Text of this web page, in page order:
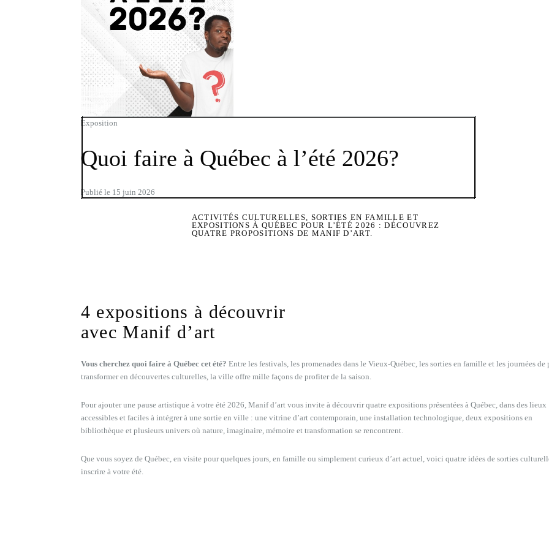
Exposition
Quoi faire à Québec à l’été 2026?
Publié le 15 juin 2026
ACTIVITÉS CULTURELLES, SORTIES EN FAMILLE ET
EXPOSITIONS À QUÉBEC POUR L’ÉTÉ 2026 : DÉCOUVREZ
QUATRE PROPOSITIONS DE MANIF D’ART.
4 expositions à découvrir
avec Manif d’art
Vous cherchez quoi faire à Québec cet été? Entre les festivals, les promenades dans le Vieux-Québec, les sorties en famille et les journées de
transformer en découvertes culturelles, la ville offre mille façons de profiter de la saison.
Pour ajouter une pause artistique à votre été 2026, Manif d’art vous invite à découvrir quatre expositions présentées à Québec, dans des lieux
accessibles et faciles à intégrer à une sortie en ville : une vitrine d’art contemporain, une installation technologique, deux expositions en
bibliothèque et plusieurs univers où nature, imaginaire, mémoire et transformation se rencontrent.
Que vous soyez de Québec, en visite pour quelques jours, en famille ou simplement curieux d’art actuel, voici quatre idées de sorties
inscrire à votre été.